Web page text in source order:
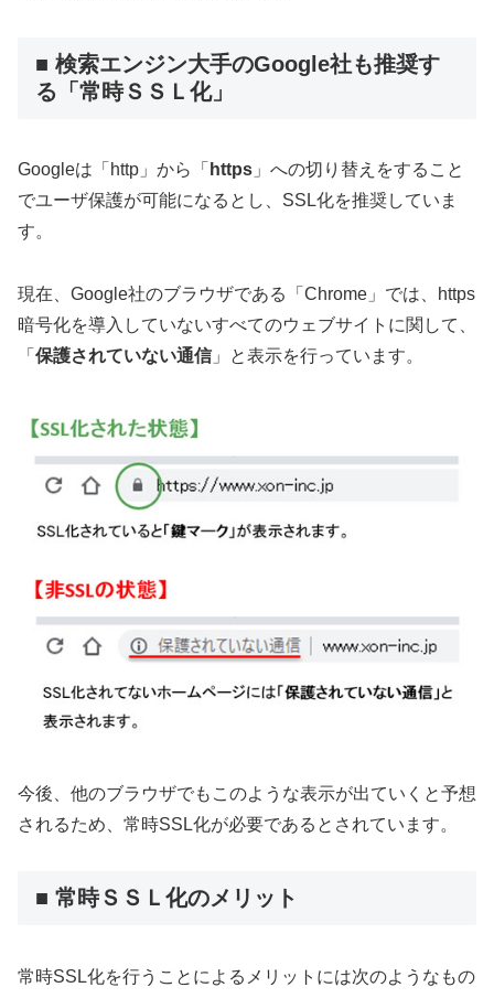
■ 検索エンジン大手のGoogle社も推奨す
る「常時ＳＳＬ化」
Googleは「http」から「 https 」への切り替えをすること
でユーザ保護が可能になるとし、SSL化を推奨していま
す。
現在、Google社のブラウザである「Chrome」では、https
暗号化を導入していないすべてのウェブサイトに関して、
「 保護されていない通信」と表示を行っています。
今後、他のブラウザでもこのような表示が出ていくと予想
されるため、常時SSL化が必要であるとされています。
■ 常時ＳＳＬ化のメリット
常時SSL化を行うことによるメリットには次のようなもの